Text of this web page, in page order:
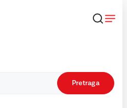
Pretraga